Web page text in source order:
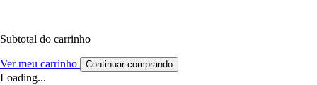
Subtotal do carrinho
Ver meu carrinho Continuar comprando
Loading...